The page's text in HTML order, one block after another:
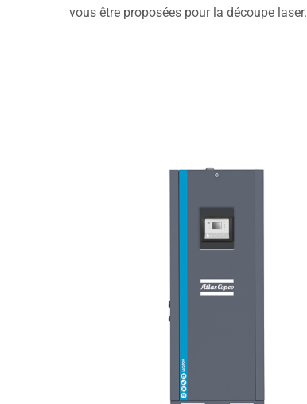
vous être proposées pour la découpe laser.